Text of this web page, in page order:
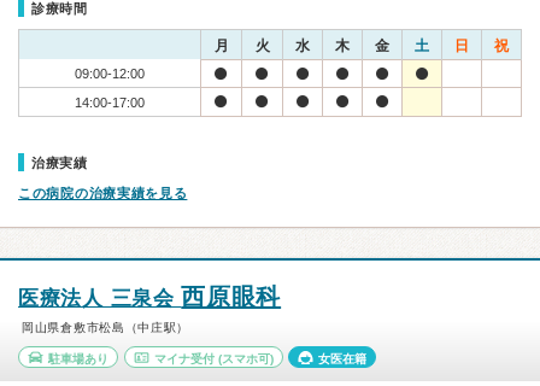
診療時間
月 火 水 木 金 土 日 祝
09:00-12:00
14:00-17:00
治療実績
この病院の治療実績を見る
医療法人 三泉会 西原眼科
岡山県倉敷市松島（中庄駅）
駐車場あり マイナ受付(スマホ可) 女医在籍